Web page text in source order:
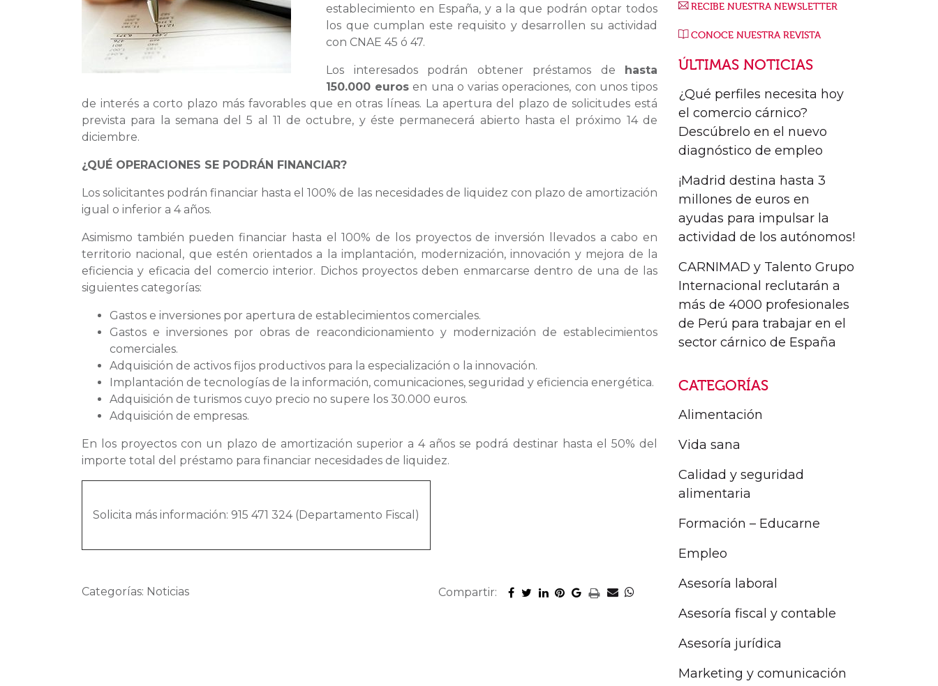
establecimiento en España, y a la que podrán optar todos
los que cumplan este requisito y desarrollen su actividad
con CNAE 45 ó 47.
Los interesados podrán obtener préstamos de
hasta
150.000 euros en una o varias operaciones, con unos tipos
de interés a corto plazo más favorables que en otras líneas. La apertura del plazo de solicitudes está
prevista para la semana del 5 al 11 de octubre, y éste permanecerá abierto hasta el próximo 14 de
diciembre.
¿QUÉ OPERACIONES SE PODRÁN FINANCIAR?
Los solicitantes podrán financiar hasta el 100% de las necesidades de liquidez con plazo de amortización
igual o inferior a 4 años.
Asimismo también pueden financiar hasta el 100% de los proyectos de inversión llevados a cabo en
territorio nacional, que estén orientados a la implantación, modernización, innovación y mejora de la
eficiencia y eficacia del comercio interior. Dichos proyectos deben enmarcarse dentro de una de las
siguientes categorías:
Gastos e inversiones por apertura de establecimientos comerciales.
Gastos e inversiones por obras de reacondicionamiento y modernización de establecimientos
comerciales.
Adquisición de activos fijos productivos para la especialización o la innovación.
Implantación de tecnologías de la información, comunicaciones, seguridad y eficiencia energética.
Adquisición de turismos cuyo precio no supere los 30.000 euros.
Adquisición de empresas.
En los proyectos con un plazo de amortización superior a 4 años se podrá destinar hasta el 50% del
importe total del préstamo para financiar necesidades de liquidez.
Solicita más información: 915 471 324 (Departamento Fiscal)
Categorías: Noticias Compartir:
RECIBE NUESTRA NEWSLETTER
CONOCE NUESTRA REVISTA
ÚLTIMAS NOTICIAS
¿Qué perfiles necesita hoy
el comercio cárnico?
Descúbrelo en el nuevo
diagnóstico de empleo
¡Madrid destina hasta 3
millones de euros en
ayudas para impulsar la
actividad de los autónomos!
CARNIMAD y Talento Grupo
Internacional reclutarán a
más de 4000 profesionales
de Perú para trabajar en el
sector cárnico de España
CATEGORÍAS
Alimentación
Vida sana
Calidad y seguridad
alimentaria
Formación – Educarne
Empleo
Asesoría laboral
Asesoría fiscal y contable
Asesoría jurídica
Marketing y comunicación